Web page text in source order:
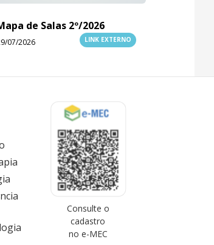
de Salas 2º/2026
07/2026 LINK EXTERNO
Consulte o
cadastro
no e-MEC